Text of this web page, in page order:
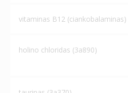
vitaminas В12 (ciankobalaminas)
holino chloridas (3а890)